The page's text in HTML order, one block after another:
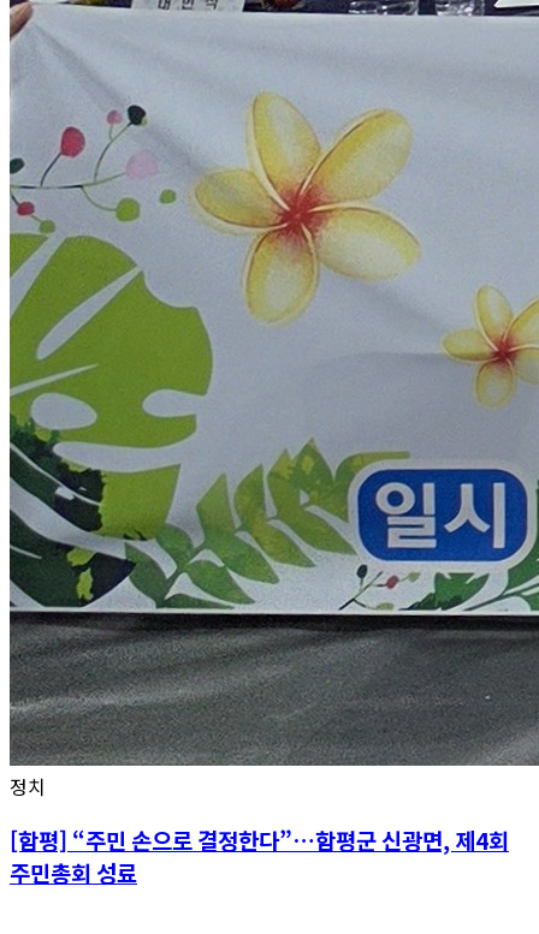
정치
[함평] “주민 손으로 결정한다”…함평군 신광면, 제4회
주민총회 성료